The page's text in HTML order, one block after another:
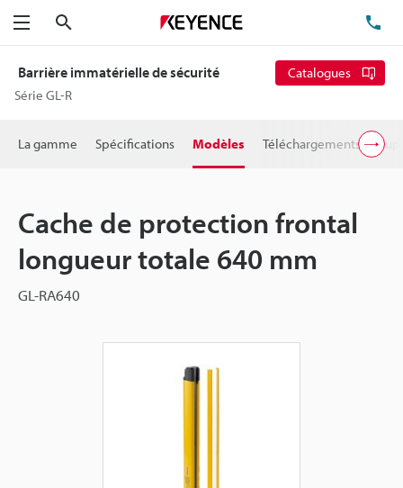
Menu
Barrière immatérielle de sécurité
Série GL-R
Catalogues
La gamme Spécifications Modèles Téléchargements
Cache de protection frontal
longueur totale 640 mm
GL-RA640